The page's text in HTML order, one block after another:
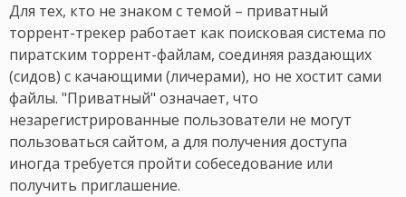
Для тех, кто не знаком с темой – приватный
торрент-трекер работает как поисковая система по
пиратским торрент-файлам, соединяя раздающих
(сидов) с качающими (личерами), но не хостит сами
файлы. "Приватный" означает, что
незарегистрированные пользователи не могут
пользоваться сайтом, а для получения доступа
иногда требуется пройти собеседование или
получить приглашение.